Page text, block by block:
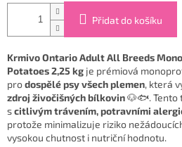
Přidat do košíku
Krmivo Ontario Adult All Breeds
Potatoes 2,25 kg je prémiová
prodospělé psy všech plemen, která
zdroj živočišných bílkovin🐶🐟. Tento
scitlivým trávením, potravními
protože minimalizuje riziko
vysokou chutnost i nutriční hodnotu.